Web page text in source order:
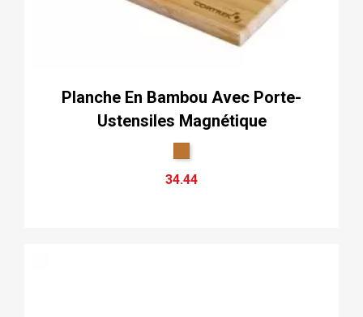
Planche En Bambou Avec Porte-
Ustensiles Magnétique
34.44